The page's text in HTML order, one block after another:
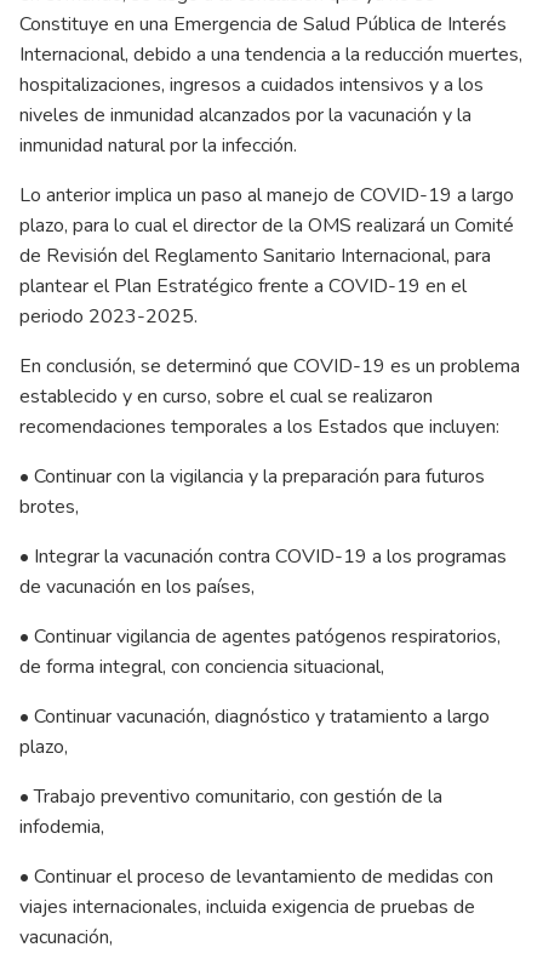
Constituye en una Emergencia de Salud Pública de Interés
Internacional, debido a una tendencia a la reducción muertes,
hospitalizaciones, ingresos a cuidados intensivos y a los
niveles de inmunidad alcanzados por la vacunación y la
inmunidad natural por la infección.
Lo anterior implica un paso al manejo de COVID-19 a largo
plazo, para lo cual el director de la OMS realizará un Comité
de Revisión del Reglamento Sanitario Internacional, para
plantear el Plan Estratégico frente a COVID-19 en el
periodo 2023-2025.
En conclusión, se determinó que COVID-19 es un problema
establecido y en curso, sobre el cual se realizaron
recomendaciones temporales a los Estados que incluyen:
• Continuar con la vigilancia y la preparación para futuros
brotes,
• Integrar la vacunación contra COVID-19 a los programas
de vacunación en los países,
• Continuar vigilancia de agentes patógenos respiratorios,
de forma integral, con conciencia situacional,
• Continuar vacunación, diagnóstico y tratamiento a largo
plazo,
• Trabajo preventivo comunitario, con gestión de la
infodemia,
• Continuar el proceso de levantamiento de medidas con
viajes internacionales, incluida exigencia de pruebas de
vacunación,